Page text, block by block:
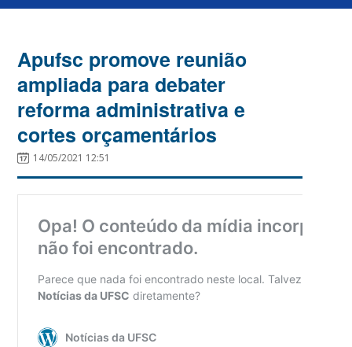
Apufsc promove reunião
ampliada para debater
reforma administrativa e
cortes orçamentários
14/05/2021 12:51